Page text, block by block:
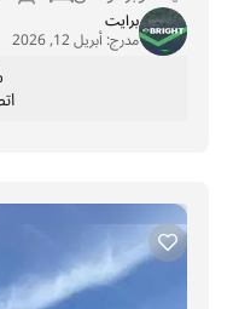
برايت
مدرج:أبريل 12, 2026